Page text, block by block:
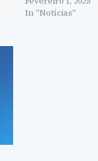
In "Notícias"